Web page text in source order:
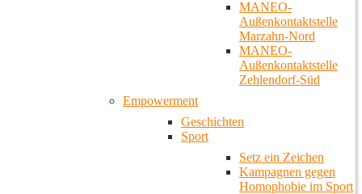
MANEO-
Außenkontaktstelle
Marzahn-Nord
MANEO-
Außenkontaktstelle
Zehlendorf-Süd
Empowerment
Geschichten
Sport
Setz ein Zeichen
Kampagnen gegen
Homophobie im Sport